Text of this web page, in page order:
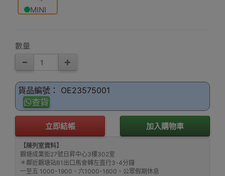
MINI
數量
貨品編號： OE23575001
查貨
立即結帳 加入購物車
【陳列室資料】
觀塘成業街27號日昇中心3樓302室
＊鄰近觀塘站B1出口馬會轉左直行3-4分鐘
一至五 1000-1900、六1000-1600、公眾假期休息